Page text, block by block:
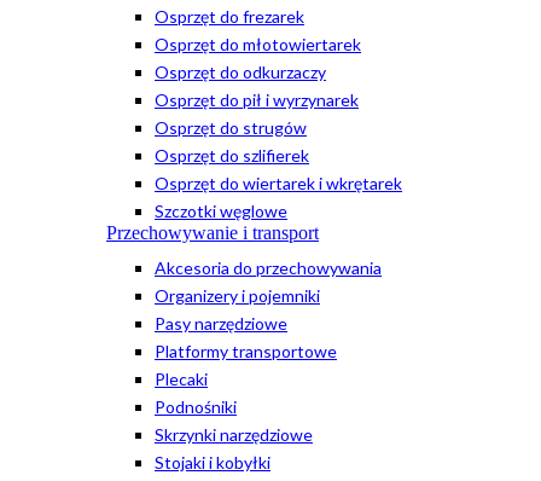
Osprzęt do frezarek
Osprzęt do młotowiertarek
Osprzęt do odkurzaczy
Osprzęt do pił i wyrzynarek
Osprzęt do strugów
Osprzęt do szlifierek
Osprzęt do wiertarek i wkrętarek
Szczotki węglowe
Przechowywanie i transport
Akcesoria do przechowywania
Organizery i pojemniki
Pasy narzędziowe
Platformy transportowe
Plecaki
Podnośniki
Skrzynki narzędziowe
Stojaki i kobyłki